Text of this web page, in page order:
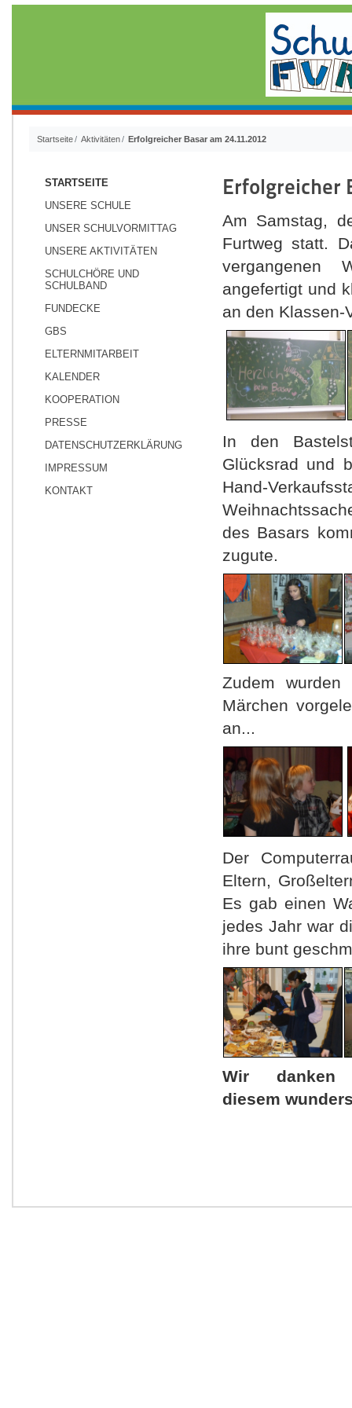
Startseite Aktivitäten Erfolgreicher Basar am 24.11.2012
STARTSEITE
UNSERE SCHULE
UNSER SCHULVORMITTAG
UNSERE AKTIVITÄTEN
SCHULCHÖRE UND
SCHULBAND
FUNDECKE
GBS
ELTERNMITARBEIT
KALENDER
KOOPERATION
PRESSE
DATENSCHUTZERKLÄRUNG
IMPRESSUM
KONTAKT
Erfolgreicher
Am Samstag,
Furtweg statt.
vergangenen
angefertigt und
an den Klassen-
In den
Glücksrad und
Hand-
des Basars
zugute.
Zudem wurden
Märchen
an...
Der
Eltern,
Es gab einen
jedes Jahr war
ihre bunt
Wir
diesem